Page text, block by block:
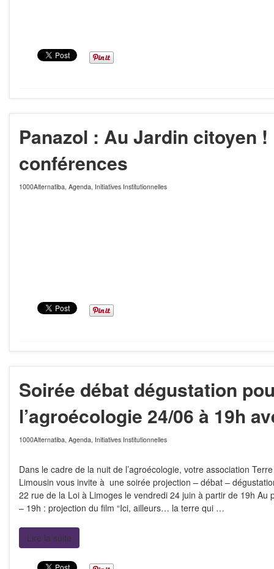
Panazol : Au Jardin citoyen
conférences
1000Alternatiba, Agenda, Initiatives Institutionnelles
Soirée débat dégustation
l’agroécologie 24/06 à 19h
1000Alternatiba, Agenda, Initiatives Institutionnelles
Dans le cadre de la nuit de l’agroécologie, votre association
Limousin vous invite à une soirée projection – débat –
22 rue de la Loi à Limoges le vendredi 24 juin à partir de 19h Au
– 19h : projection du film “Ici, ailleurs… la terre qui …
Lire la suite